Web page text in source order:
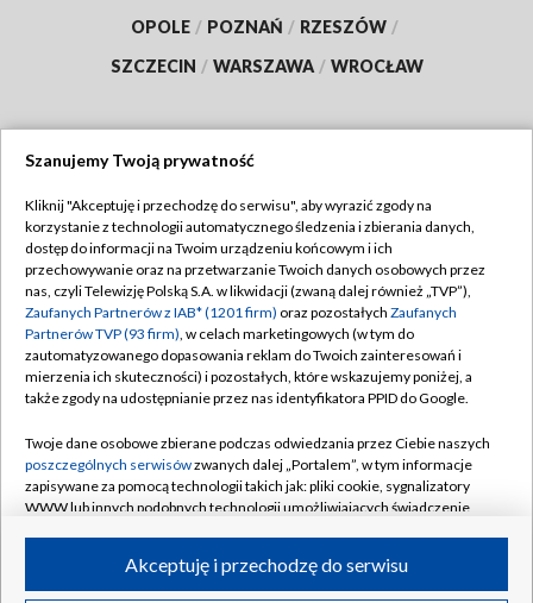
OPOLE / POZNAŃ / RZESZÓW /
SZCZECIN / WARSZAWA / WROCŁAW
TVP
Abonament TVP
Emisja w TVP
Centrum informacji TVP
Naziemna Telewizja Cyfrowa
Rada Programowa
System NOS
Informacje o nadawcy
Program dla prasy
Regulamin TVP
Polityka prywatności
Moje zgody
Pomoc
Kontakt
Kanały
Szanujemy Twoją prywatność
Kliknij "Akceptuję i przechodzę do serwisu", aby wyrazić zgody na
korzystanie z technologii automatycznego śledzenia i zbierania danych,
dostęp do informacji na Twoim urządzeniu końcowym i ich
przechowywanie oraz na przetwarzanie Twoich danych osobowych przez
nas, czyli Telewizję Polską S.A. w likwidacji (zwaną dalej również „TVP”),
Zaufanych Partnerów z IAB* (1201 firm) oraz pozostałych Zaufanych
Partnerów TVP (93 firm), w celach marketingowych (w tym do
zautomatyzowanego dopasowania reklam do Twoich zainteresowań i
mierzenia ich skuteczności) i pozostałych, które wskazujemy poniżej, a
także zgody na udostępnianie przez nas identyfikatora PPID do Google.
Twoje dane osobowe zbierane podczas odwiedzania przez Ciebie naszych
poszczególnych serwisówzwanych dalej „Portalem”, w tym informacje
zapisywane za pomocą technologii takich jak: pliki cookie, sygnalizatory
WWW lub innych podobnych technologii umożliwiających świadczenie
ruchu w Internecie.Akceptuję i przechodzę do serwisu